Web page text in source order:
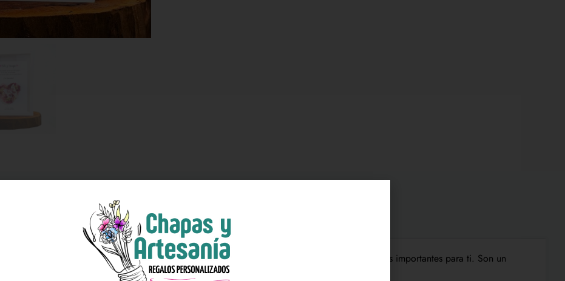
y frase son el regalo perfecto para tener un detalle en cualquier evento con las personas más importantes para ti. Son un
personalizar como necesites.